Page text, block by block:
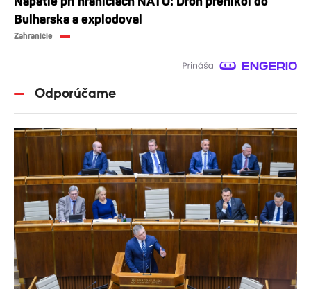
Bulharska a explodoval
Zahraničie
Odporúčame